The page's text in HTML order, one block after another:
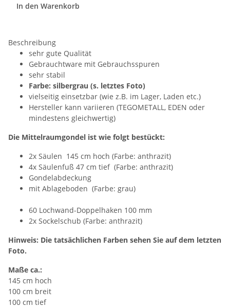
In den Warenkorb
Beschreibung
sehr gute Qualität
Gebrauchtware mit Gebrauchsspuren
sehr stabil
Farbe: silbergrau (s. letztes Foto)
vielseitig einsetzbar (wie z.B. im Lager, Laden etc.)
Hersteller kann variieren (TEGOMETALL, EDEN oder
mindestens gleichwertig)
Die Mittelraumgondel ist wie folgt bestückt:
2x Säulen 145 cm hoch (Farbe: anthrazit)
4x Säulenfuß 47 cm tief (Farbe: anthrazit)
Gondelabdeckung
mit Ablageboden (Farbe: grau)
60 Lochwand-Doppelhaken 100 mm
2x Sockelschub (Farbe: anthrazit)
Hinweis: Die tatsächlichen Farben sehen Sie auf dem letzten
Foto.
Maße ca.:
145 cm hoch
100 cm breit
100 cm tief